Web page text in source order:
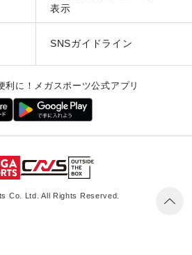
表示
SNSガイドライン
利に！メガスポーツ公式アプリ
Co. Ltd. All Rights Reserved.